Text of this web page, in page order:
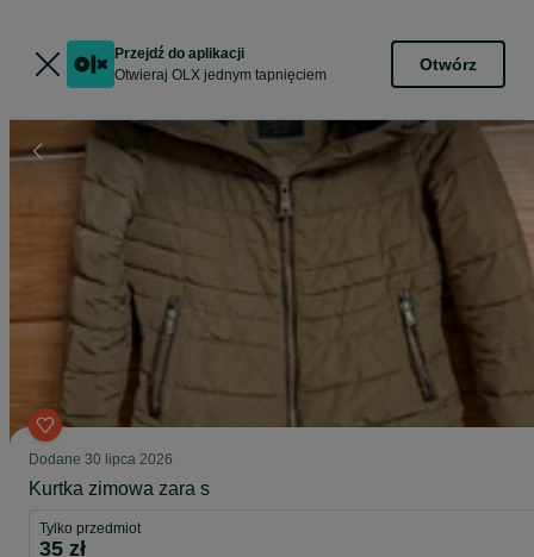
Przejdź do aplikacji
Otwieraj OLX jednym tapnięciem
Otwórz
Dodane 30 lipca 2026
Kurtka zimowa zara s
Tylko przedmiot
35 zł